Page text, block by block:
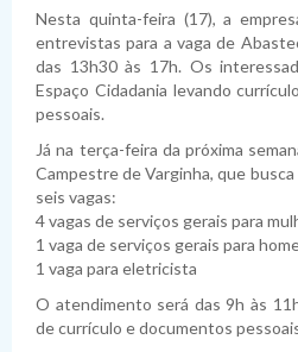
Lista de Terceirizados
Concursos Públicos
Inexigibilidade
Atas de Adesão
Obras
Fornecedores Sancionados
Relatórios da LRF
Execução Extraorçamentária
Plano Anual de Contratações
Plano Estratégico Institucional
Relatório de Gestão e
Políticas de Gestão e
Lei de Acesso à Informação
Sistema de Informação ao
Perguntas Frequentes
Acessibilidade
Lei Geral de Proteção de Dados
Sobre a LGPD
Política de Privacidade
Nesta quinta-feira (17), a
entrevistas para a vaga de
das 13h30 às 17h. Os
Espaço Cidadania levando
pessoais.
Já na terça-feira da próxima
Campestre de Varginha, que
seis vagas:
4 vagas de serviços gerais para
1 vaga de serviços gerais para
1 vaga para eletricista
O atendimento será das 9h às
de currículo e documentos